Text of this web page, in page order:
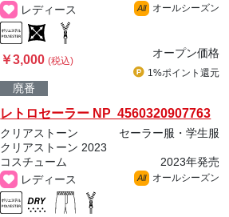
レディース
All オールシーズン
￥3,000(税込)
オープン価格
1%ポイント 還元
廃番
レトロセーラー NP 4560320907763
クリアストーン
セーラー服・学生服
クリアストーン 2023
コスチューム
2023年発売
レディース
All オールシーズン